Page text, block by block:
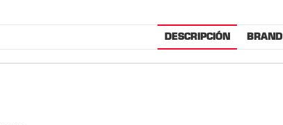
DESCRIPCIÓN BRAND